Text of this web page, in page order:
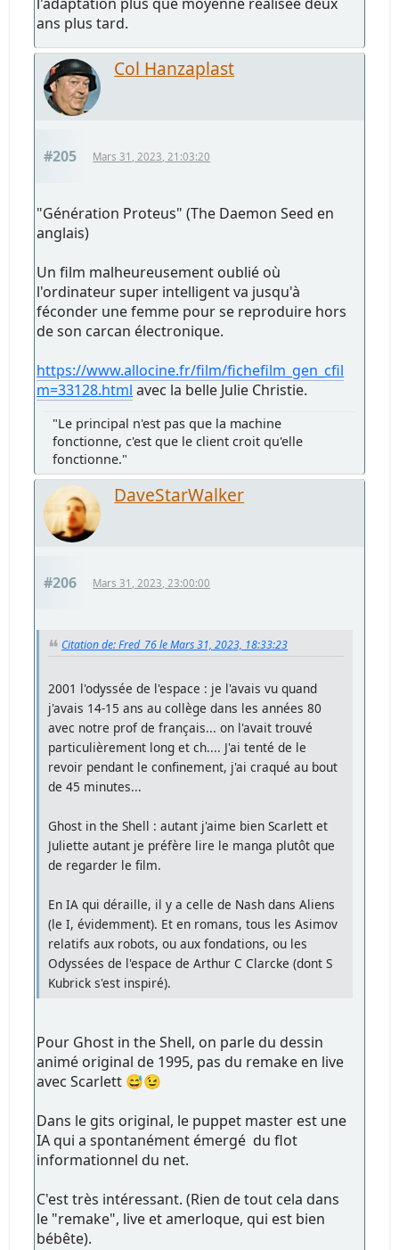
ans plus tard.
Col Hanzaplast
#205 Mars 31, 2023, 21:03:20
"Génération Proteus" (The Daemon Seed en
anglais)
Un film malheureusement oublié où
l'ordinateur super intelligent va jusqu'à
féconder une femme pour se reproduire hors
de son carcan électronique.
https://www.allocine.fr/film/fichefilm_gen_cfil
m=33128.html avec la belle Julie Christie.
"Le principal n'est pas que la machine
fonctionne, c'est que le client croit qu'elle
fonctionne."
DaveStarWalker
#206 Mars 31, 2023, 23:00:00
Citation de: Fred_76 le Mars 31, 2023, 18:33:23
2001 l'odyssée de l'espace : je l'avais vu quand
j'avais 14-15 ans au collège dans les années 80
avec notre prof de français... on l'avait trouvé
particulièrement long et ch.... J'ai tenté de le
revoir pendant le confinement, j'ai craqué au bout
de 45 minutes...
Ghost in the Shell : autant j'aime bien Scarlett et
Juliette autant je préfère lire le manga plutôt que
de regarder le film.
En IA qui déraille, il y a celle de Nash dans Aliens
(le I, évidemment). Et en romans, tous les Asimov
relatifs aux robots, ou aux fondations, ou les
Odyssées de l'espace de Arthur C Clarcke (dont S
Kubrick s'est inspiré).
Pour Ghost in the Shell, on parle du dessin
animé original de 1995, pas du remake en live
avec Scarlett 😅😉
Dans le gits original, le puppet master est une
IA qui a spontanément émergé du flot
informationnel du net.
C'est très intéressant. (Rien de tout cela dans
le "remake", live et amerloque, qui est bien
bébête).